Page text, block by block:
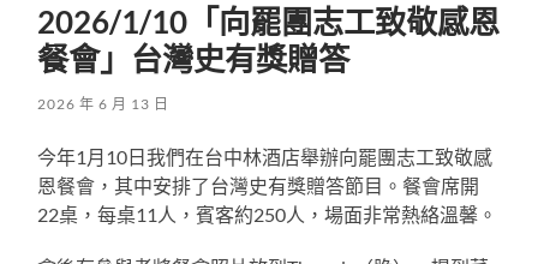
2026/1/10「向罷團志工致敬感恩
餐會」台灣史有獎贈答
2026 年 6 月 13 日
今年1月10日我們在台中林酒店舉辦向罷團志工致敬感
恩餐會，其中安排了台灣史有獎贈答節目。餐會席開
22桌，每桌11人，賓客約250人，場面非常熱絡溫馨。